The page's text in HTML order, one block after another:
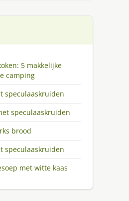
5 makkelijke
camping
speculaaskruiden
speculaaskruiden
brood
speculaaskruiden
met witte kaas